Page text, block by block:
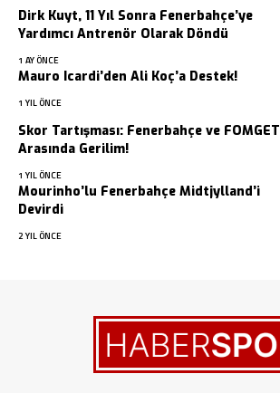
Dirk Kuyt, 11 Yıl Sonra Fenerbahçe’ye
Yardımcı Antrenör Olarak Döndü
1 AY ÖNCE
Mauro Icardi’den Ali Koç’a Destek!
1 YIL ÖNCE
Skor Tartışması: Fenerbahçe ve FOMGET
Arasında Gerilim!
1 YIL ÖNCE
Mourinho’lu Fenerbahçe Midtjylland’i
Devirdi
2 YIL ÖNCE